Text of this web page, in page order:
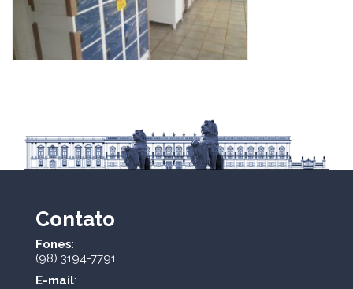
Contato
Fones:
(98) 3194-7791
E-mail: